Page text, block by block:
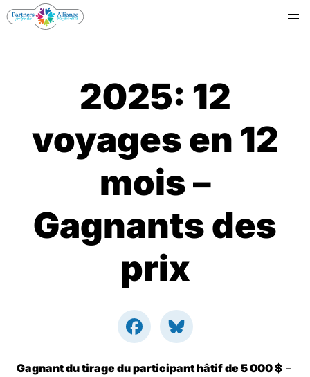
2025: 12
voyages en 12
mois –
Gagnants des
prix
Gagnant du tirage du participant hâtif de 5 000 $ –